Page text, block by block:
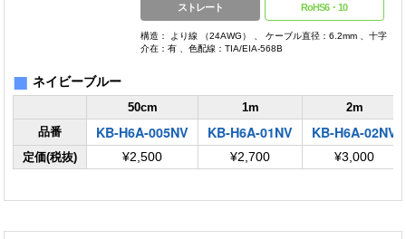
ストレート RoHS6・10
構造： より線 （24AWG） 、 ケーブル直径：6.2mm 、十字
介在：有 、色配線：TIA/EIA-568B
■ ネイビーブルー
50cm 1m
2m
品番
KB-H6A-005NV KB-H6A-01NV KB-H6A-02NV
定価(税抜) ¥2,500 ¥2,700 ¥3,000